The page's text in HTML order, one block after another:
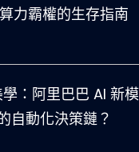
力霸權的生存指南
：阿里巴巴 AI 新
自動化決策鏈？